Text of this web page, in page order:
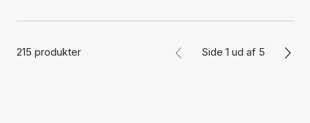
215 produkter Side 1 ud af 5